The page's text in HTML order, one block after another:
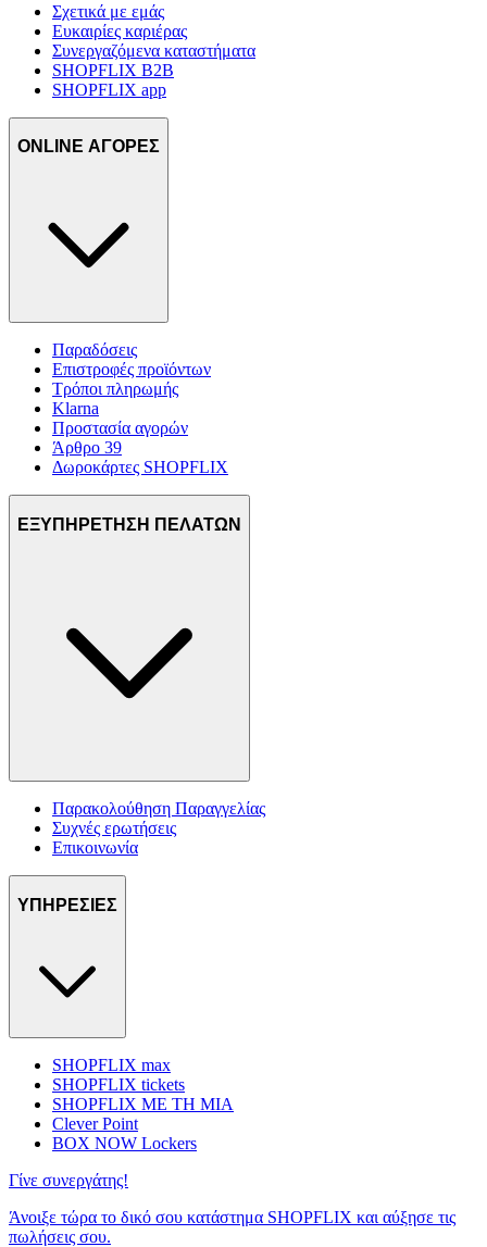
Σχετικά με εμάς
Ευκαιρίες καριέρας
Συνεργαζόμενα καταστήματα
SHOPFLIX B2B
SHOPFLIX app
ONLINE ΑΓΟΡΕΣ
Παραδόσεις
Επιστροφές προϊόντων
Τρόποι πληρωμής
Klarna
Προστασία αγορών
Άρθρο 39
Δωροκάρτες SHOPFLIX
ΕΞΥΠΗΡΕΤΗΣΗ ΠΕΛΑΤΩΝ
Παρακολούθηση Παραγγελίας
Συχνές ερωτήσεις
Επικοινωνία
ΥΠΗΡΕΣΙΕΣ
SHOPFLIX max
SHOPFLIX tickets
SHOPFLIX ΜΕ ΤΗ ΜΙΑ
Clever Point
BOX NOW Lockers
Γίνε συνεργάτης!
Άνοιξε τώρα το δικό σου κατάστημα SHOPFLIX και αύξησε τις
πωλήσεις σου.